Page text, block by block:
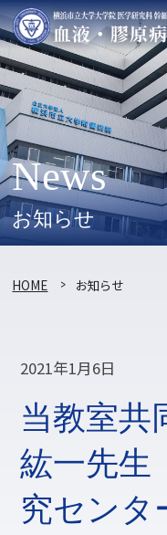
News
お知らせ
HOME お知らせ
2021年1月6日
当教室共
紘一先生
究センタ